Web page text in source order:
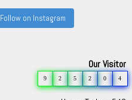
Follow on Instagram
Our Visitor
9 2 5 2 0 4